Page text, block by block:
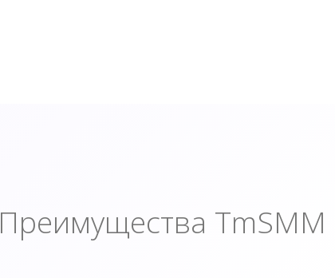
Преимущества TmSMM